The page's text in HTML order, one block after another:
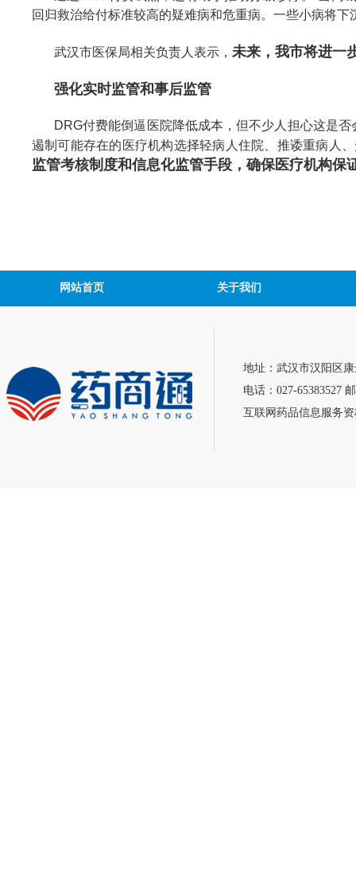
回归救治给付标准较高的疑难病和危重病。一些小病将下
武汉市医保局相关负责人表示， 未来，我市将进一
强化实时监管和事后监管
DRG付费能倒逼医院降低成本，但不少人担心这是
遏制可能存在的医疗机构选择轻病人住院、推诿重病人
监管考核制度和信息化监管手段，确保医疗机构保
网站首页 关于我们
地址：武汉市汉阳区
电话：027-65383527
互联网药品信息服务